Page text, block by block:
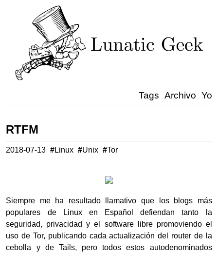
Tags Archivo Yo
RTFM
2018-07-13 #Linux #Unix #Tor
Siempre me ha resultado llamativo que los blogs más
populares de Linux en Español defiendan tanto la
seguridad, privacidad y el software libre promoviendo el
uso de Tor, publicando cada actualización del router de la
cebolla y de Tails, pero todos estos autodenominados